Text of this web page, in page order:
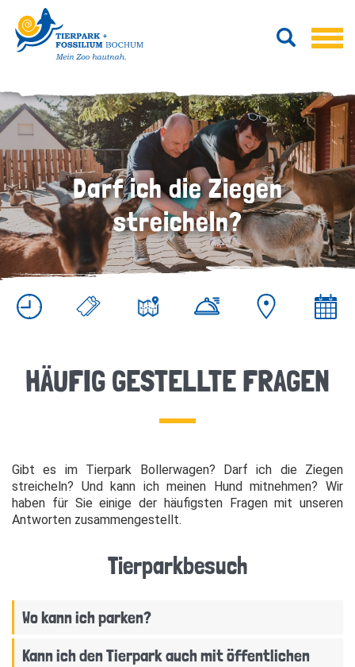
Darf ich die Ziegen
streicheln?
HÄUFIG GESTELLTE FRAGEN
Gibt es im Tierpark Bollerwagen? Darf ich die Ziegen
streicheln? Und kann ich meinen Hund mitnehmen? Wir
haben für Sie einige der häufigsten Fragen mit unseren
Antworten zusammengestellt.
Tierparkbesuch
Wo kann ich parken?
Kann ich den Tierpark auch mit öffentlichen